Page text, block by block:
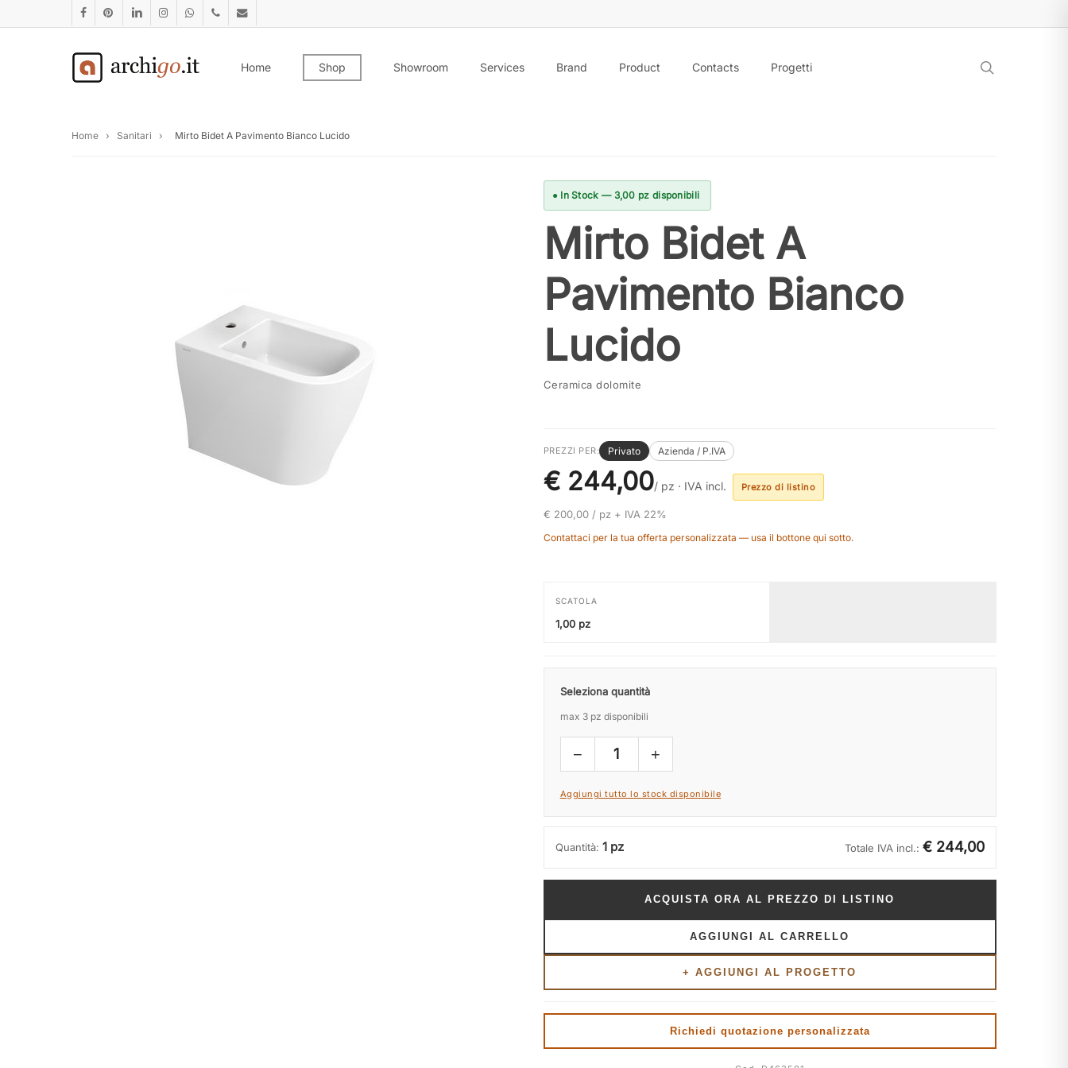
to
facebookpinterestlinkedininstagramwhatsappphoneemail
Home Shop Showroom Services Brand Product Contacts Progetti
Home › Sanitari › Mirto Bidet A Pavimento Bianco Lucido
● In Stock — 3,00 pz disponibili
Mirto Bidet A
Pavimento Bianco
Lucido
Ceramica dolomite
PREZZI PER: Privato Azienda / P.IVA
€ 244,00/ pz · IVA incl. Prezzo di listino
€ 200,00 / pz + IVA 22%
Contattaci per la tua offerta personalizzata — usa il bottone qui sotto.
SCATOLA
1,00 pz
Seleziona quantità
max 3 pz disponibili
− 1 +
Aggiungi tutto lo stock disponibile
Quantità: 1 pz Totale IVA incl.: € 244,00
ACQUISTA ORA AL PREZZO DI LISTINO
AGGIUNGI AL CARRELLO
+ AGGIUNGI AL PROGETTO
Richiedi quotazione personalizzata